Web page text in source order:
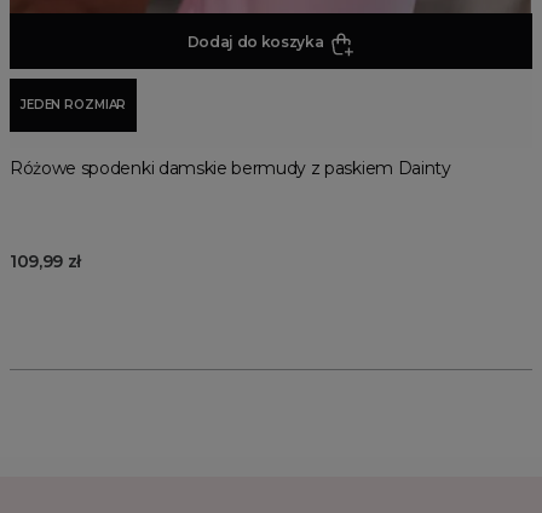
Dodaj do koszyka
JEDEN ROZMIAR
Różowe spodenki damskie bermudy z paskiem Dainty
109,99 zł